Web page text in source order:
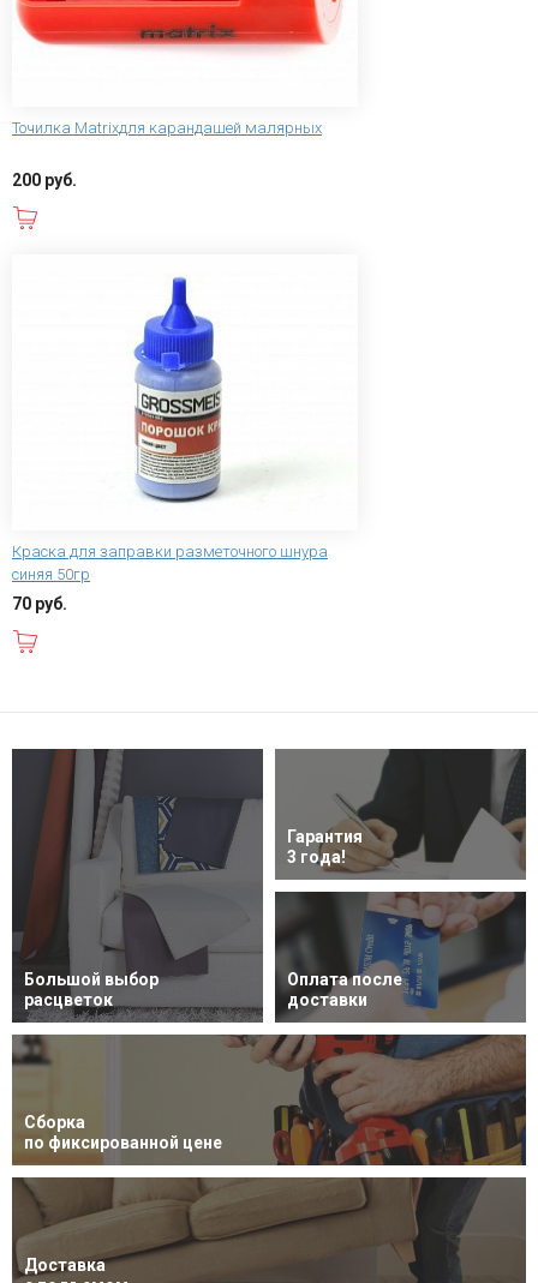
Точилка Matrixдля карандашей малярных
200 руб.
Краска для заправки разметочного шнура
синяя 50гр
70 руб.
Большой выбор
расцветок
Гарантия
3 года!
Оплата после
доставки
Сборка
по фиксированной цене
Доставка